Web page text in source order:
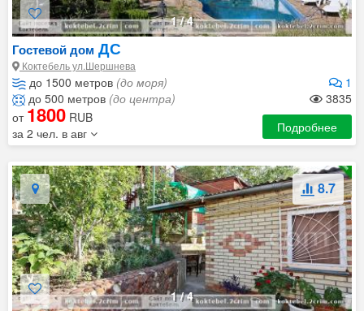
1/4
Гостевой дом ДС
Коктебель ул.Шершнева
до 1500 метров (до моря)
1
до 500 метров (до центра)
3835
от 1800 RUB
за 2 чел. в авг
Подробнее
1/4
8.7